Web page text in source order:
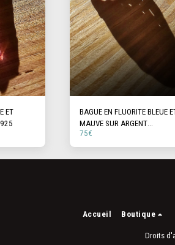
ET
BAGUE EN FLUORITE BLEUE
MAUVE SUR ARGENT
STERLING
75€
Accueil Boutique
Droits